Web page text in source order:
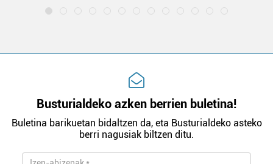
Busturialdeko azken berrien buletina!
Buletina barikuetan bidaltzen da, eta Busturialdeko asteko
berri nagusiak biltzen ditu.